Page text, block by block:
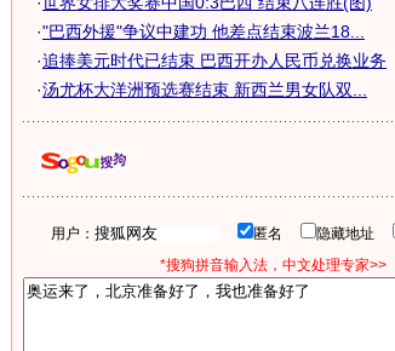
·"巴西外援"争议中建功 他差点结束波兰18...
·追捧美元时代已结束 巴西开办人民币兑换业务
·汤尤杯大洋洲预选赛结束 新西兰男女队双...
用户： 匿名 隐藏地址
*搜狗拼音输入法，中文处理专家>>